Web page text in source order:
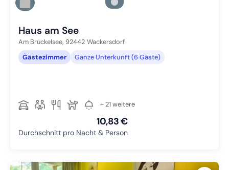
Zu Slide 3 wechseln
Zu Slide 4 wechseln
Haus am See
Am Brückelsee, 92442 Wackersdorf
Gästezimmer
Ganze Unterkunft (6 Gäste)
+ 21 weitere
10,83 €
Durchschnitt pro Nacht & Person